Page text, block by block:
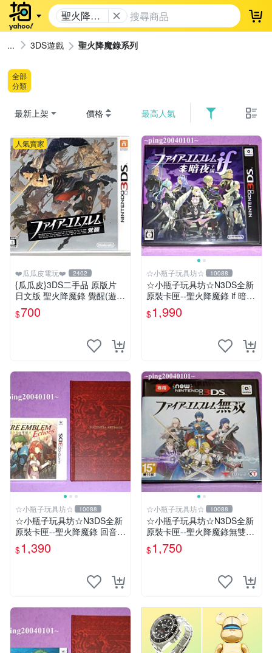
聖火降魔
錄系列
登
3DS遊戲 聖火降魔錄系列
全部
分類
最新上架 價格 最高人氣
人氣賣家
❤️瓜瓜皮電玩❤️ 2402
{瓜瓜皮}3DS二手品 原版片
日文版 聖火降魔錄 覺醒(遊戲
都能回收)
$700
☆小瓶子玩具坊☆ 10088
☆小瓶子玩具坊☆N3DS全新
原裝卡匣--聖火降魔錄 if 暗夜
王國 (日版)
$1,990
☆小瓶子玩具坊☆ 10088
☆小瓶子玩具坊☆N3DS全新
原裝卡匣--聖火降魔錄 回音
另一名英雄王 中文版 (日文機
專用) + 特典--迷你美術集
$1,390
☆小瓶子玩具坊☆ 10088
☆小瓶子玩具坊☆N3DS全新
原裝卡匣--聖火降魔錄無雙
《Fire Emblem 無雙》(日版)
$1,750